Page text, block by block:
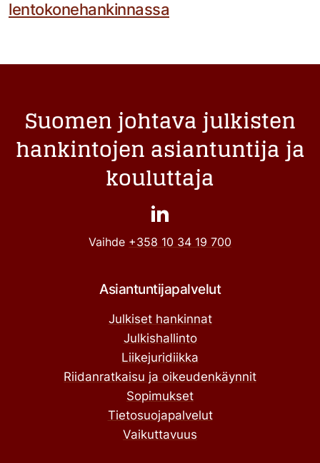
lentokonehankinnassa
Suomen johtava julkisten
hankintojen asiantuntija ja
kouluttaja
Vaihde +358 10 34 19 700
Asiantuntijapalvelut
Julkiset hankinnat
Julkishallinto
Liikejuridiikka
Riidanratkaisu ja oikeudenkäynnit
Sopimukset
Tietosuojapalvelut
Vaikuttavuus